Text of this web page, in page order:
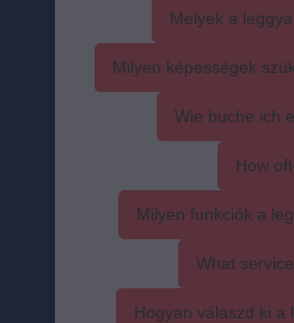
Melyek a
Milyen képességek
Wie buche ich
How
Milyen funkciók a
What
Hogyan válaszd ki a